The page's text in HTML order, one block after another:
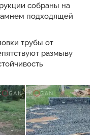
собраны на
подходящей
трубы от
размыву